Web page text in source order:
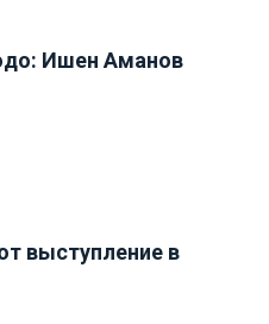
Ишен Аманов
выступление в